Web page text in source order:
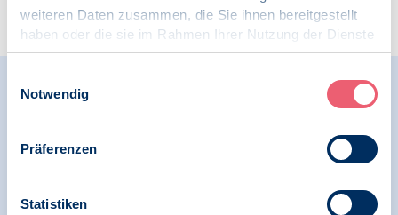
weiteren Daten zusammen, die Sie ihnen bereitgestellt
haben oder die sie im Rahmen Ihrer Nutzung der Dienste
gesammelt haben.
Notwendig
Präferenzen
Statistiken
Relevante Nachrichten
Psychologie | Datenschutz